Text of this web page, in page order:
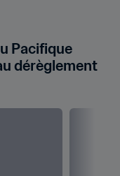
Pacifique
dérèglement